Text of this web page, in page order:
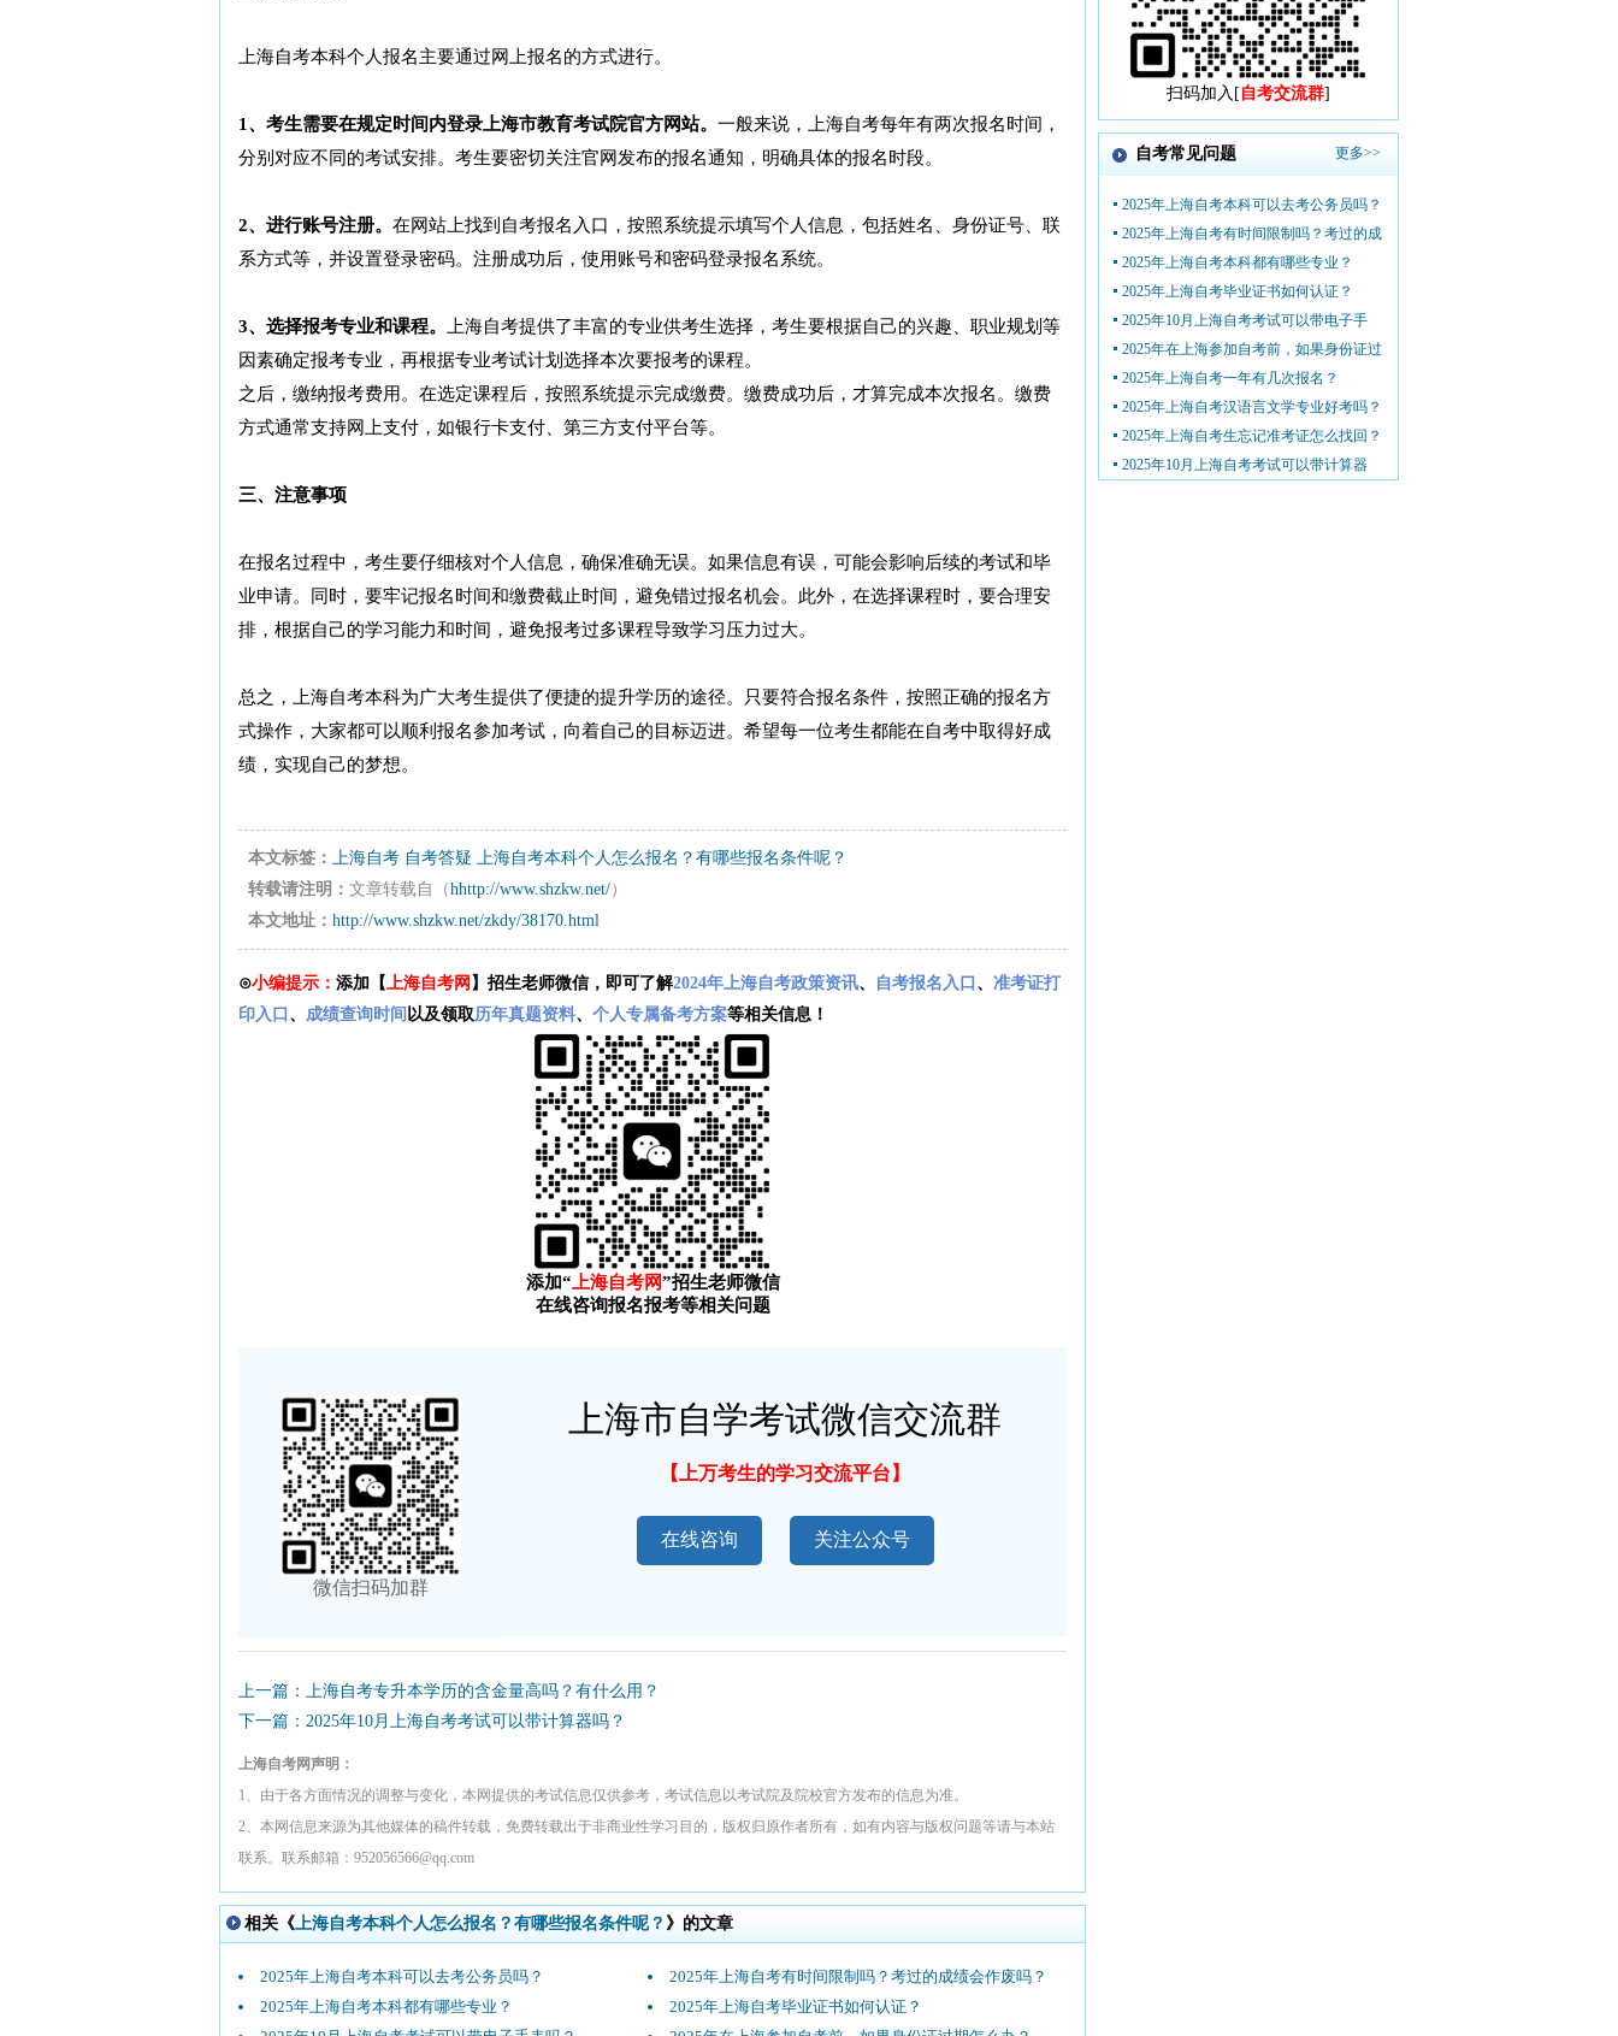
上海自考本科个人报名主要通过网上报名的方式进行。
1、考生需要在规定时间内登录上海市教育考试院官方网站。 一般来说，上海自考每年有两次报名时间，
分别对应不同的考试安排。考生要密切关注官网发布的报名通知，明确具体的报名时段。
2、进行账号注册。 在网站上找到自考报名入口，按照系统提示填写个人信息，包括姓名、身份证号、联
系方式等，并设置登录密码。注册成功后，使用账号和密码登录报名系统。
3、选择报考专业和课程。
上海自考提供了丰富的专业供考生选择，考生要根据自己的兴趣、职业规划等
因素确定报考专业，再根据专业考试计划选择本次要报考的课程。
之后，缴纳报考费用。在选定课程后，按照系统提示完成缴费。缴费成功后，才算完成本次报名。缴费
方式通常支持网上支付，如银行卡支付、第三方支付平台等。
三、注意事项
在报名过程中，考生要仔细核对个人信息，确保准确无误。如果信息有误，可能会影响后续的考试和毕
业申请。同时，要牢记报名时间和缴费截止时间，避免错过报名机会。此外，在选择课程时，要合理安
排，根据自己的学习能力和时间，避免报考过多课程导致学习压力过大。
总之，上海自考本科为广大考生提供了便捷的提升学历的途径。只要符合报名条件，按照正确的报名方
式操作，大家都可以顺利报名参加考试，向着自己的目标迈进。希望每一位考生都能在自考中取得好成
绩，实现自己的梦想。
本文标签： 上海自考 自考答疑 上海自考本科个人怎么报名？有哪些报名条件呢？
转载请注明： 文章转载自（hhttp://www.shzkw.net/）
本文地址： http://www.shzkw.net/zkdy/38170.html
⊙小编提示： 添加【上海自考网 】招生老师微信，即可了解2024年上海自考政策资讯、 自考报名入口 、 准考证打
印入口 、 成绩查询时间 以及领取历年真题资料、 个人专属备考方案等相关信息！
添加“ 上海自考网”招生老师微信
在线咨询报名报考等相关问题
微信扫码加群
上海市自学考试微信交流群
【上万考生的学习交流平台】
在线咨询 关注公众号
上一篇：上海自考专升本学历的含金量高吗？有什么用？
下一篇：2025年10月上海自考考试可以带计算器吗？
上海自考网声明：
1、由于各方面情况的调整与变化，本网提供的考试信息仅供参考，考试信息以考试院及院校官方发布的信息为准。
2、本网信息来源为其他媒体的稿件转载，免费转载出于非商业性学习目的，版权归原作者所有，如有内容与版权问题等请与本站
联系。联系邮箱：952056566@qq.com
相关《上海自考本科个人怎么报名？有哪些报名条件呢？ 》的文章
2025年上海自考本科可以去考公务员吗？
2025年上海自考有时间限制吗？考过的成绩会作废吗？
2025年上海自考本科都有哪些专业？
2025年上海自考毕业证书如何认证？
扫码加入[ 自考交流群]
自考常见问题 更多>>
2025年上海自考本科可以去考公务员吗？
2025年上海自考有时间限制吗？考过的成
2025年上海自考本科都有哪些专业？
2025年上海自考毕业证书如何认证？
2025年10月上海自考考试可以带电子手
2025年在上海参加自考前，如果身份证过
2025年上海自考一年有几次报名？
2025年上海自考汉语言文学专业好考吗？
2025年上海自考生忘记准考证怎么找回？
2025年10月上海自考考试可以带计算器